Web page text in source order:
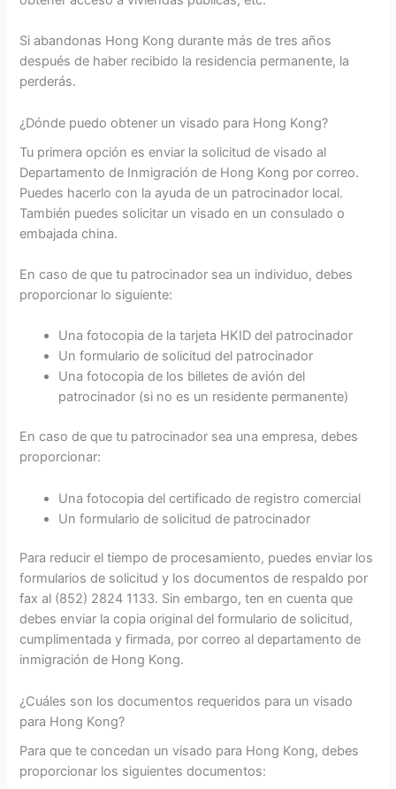
Si abandonas Hong Kong durante más de tres años
después de haber recibido la residencia permanente, la
perderás.
¿Dónde puedo obtener un visado para Hong Kong?
Tu primera opción es enviar la solicitud de visado al
Departamento de Inmigración de Hong Kong por correo.
Puedes hacerlo con la ayuda de un patrocinador local.
También puedes solicitar un visado en un consulado o
embajada china.
En caso de que tu patrocinador sea un individuo, debes
proporcionar lo siguiente:
Una fotocopia de la tarjeta HKID del patrocinador
Un formulario de solicitud del patrocinador
Una fotocopia de los billetes de avión del
patrocinador (si no es un residente permanente)
En caso de que tu patrocinador sea una empresa, debes
proporcionar:
Una fotocopia del certificado de registro comercial
Un formulario de solicitud de patrocinador
Para reducir el tiempo de procesamiento, puedes enviar los
formularios de solicitud y los documentos de respaldo por
fax al (852) 2824 1133. Sin embargo, ten en cuenta que
debes enviar la copia original del formulario de solicitud,
cumplimentada y firmada, por correo al departamento de
inmigración de Hong Kong.
¿Cuáles son los documentos requeridos para un visado
para Hong Kong?
Para que te concedan un visado para Hong Kong, debes
proporcionar los siguientes documentos: